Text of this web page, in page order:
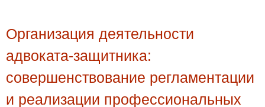
Организация деятельности
адвоката-защитника:
совершенствование регламентации
и реализации профессиональных